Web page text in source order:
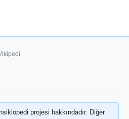
projesi hakkındadır. Diğer